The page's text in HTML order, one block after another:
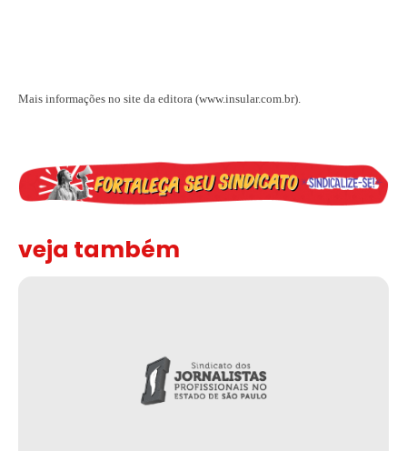
Mais informações no site da editora (www.insular.com.br).
veja também